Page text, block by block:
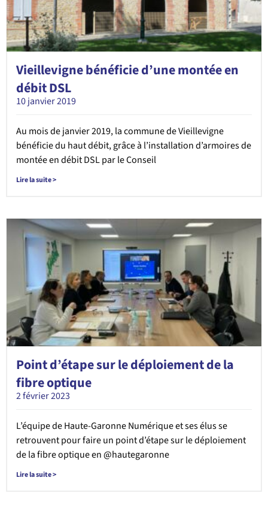
Vieillevigne bénéficie d’une montée en
débit DSL
10 janvier 2019
Au mois de janvier 2019, la commune de Vieillevigne
bénéficie du haut débit, grâce à l’installation d’armoires de
montée en débit DSL par le Conseil
Lire la suite >
Point d’étape sur le déploiement de la
fibre optique
2 février 2023
L’équipe de Haute-Garonne Numérique et ses élus se
retrouvent pour faire un point d’étape sur le déploiement
de la fibre optique en @hautegaronne
Lire la suite >